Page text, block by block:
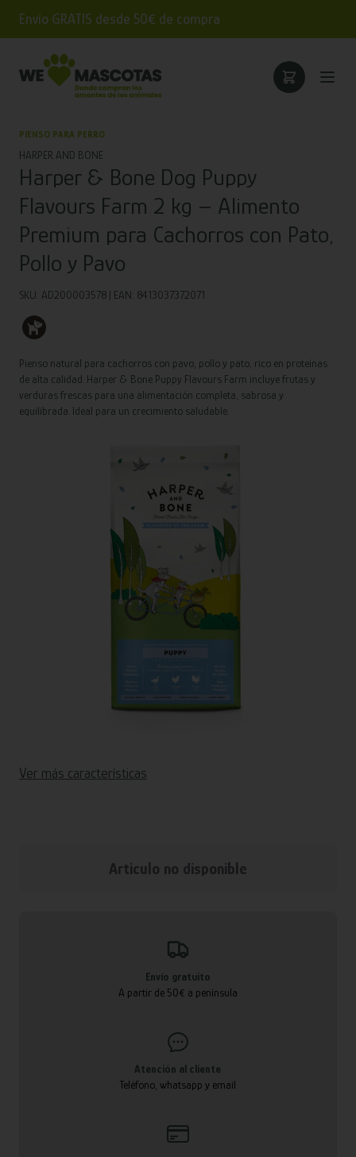
Envío GRATIS desde 50€ de compra
PIENSO PARA PERRO
HARPER AND BONE
Harper & Bone Dog Puppy
Flavours Farm 2 kg – Alimento
Premium para Cachorros con Pato,
Pollo y Pavo
SKU: AD200003578 | EAN: 8413037372071
Pienso natural para cachorros con pavo, pollo y pato, rico en proteínas
de alta calidad. Harper & Bone Puppy Flavours Farm incluye frutas y
verduras frescas para una alimentación completa, sabrosa y
equilibrada. Ideal para un crecimiento saludable.
Ver más características
Articulo no disponible
Envío gratuito
A partir de 50€ a península
Atención al cliente
Teléfono, whatsapp y email